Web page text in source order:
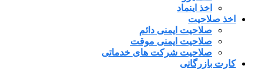
اخذ اینماد
اخذ صلاحیت
صلاحیت ایمنی دائم
صلاحیت ایمنی موقت
صلاحیت شرکت های خدماتی
کارت بازرگانی